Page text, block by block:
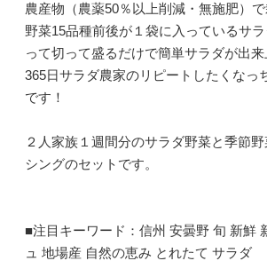
農産物（農薬50％以上削減・無施肥）
野菜15品種前後が１袋に入っているサ
って切って盛るだけで簡単サラダが出来
365日サラダ農家のリピートしたくなっ
です！
２人家族１週間分のサラダ野菜と季節
シングのセットです。
■注目キーワード：信州 安曇野 旬 新鮮
ュ 地場産 自然の恵み とれたて サラダ